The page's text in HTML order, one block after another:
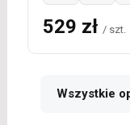
529 zł / szt.
Wszystkie